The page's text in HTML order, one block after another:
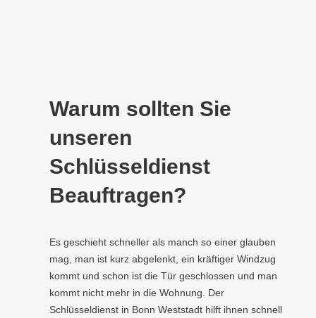
Warum sollten Sie
unseren
Schlüsseldienst
Beauftragen?
Es geschieht schneller als manch so einer glauben
mag, man ist kurz abgelenkt, ein kräftiger Windzug
kommt und schon ist die Tür geschlossen und man
kommt nicht mehr in die Wohnung. Der
Schlüsseldienst in Bonn Weststadt hilft ihnen schnell